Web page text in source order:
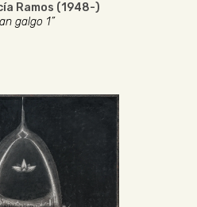
Ramos (1948-)
galgo 1”